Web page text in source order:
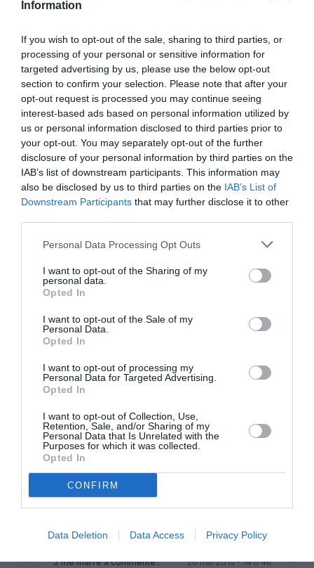
Information
If you wish to opt-out of the sale, sharing to third parties, or
processing of your personal or sensitive information for
targeted advertising by us, please use the below opt-out
section to confirm your selection. Please note that after your
opt-out request is processed you may continue seeing
interest-based ads based on personal information utilized by
us or personal information disclosed to third parties prior to
your opt-out. You may separately opt-out of the further
disclosure of your personal information by third parties on the
IAB’s list of downstream participants. This information may
also be disclosed by us to third parties on the IAB’s List of
Downstream Participants that may further disclose it to other
Personal Data Processing Opt Outs
I want to opt-out of the Sharing of my
personal data.
Opted In
I want to opt-out of the Sale of my
Personal Data.
Opted In
I want to opt-out of processing my
Personal Data for Targeted Advertising.
Opted In
I want to opt-out of Collection, Use,
Retention, Sale, and/or Sharing of my
Personal Data that Is Unrelated with the
Purposes for which it was collected.
Opted In
CONFIRM
Data Deletion Data Access Privacy Policy
Entièrement d’accord, une belle innovation….
Comme d’habitude, airbus va pouvoir copier l’idée
pour ses ACJ… qui ne sont qu’une réponse aux BBJ
RÉPONDRE
John Parisa commenté : 26 mai 2015 - 22 h
17 min
Airbus s’est surtout fait espionné par
Boeing durant de longues années…
Littledudy a commenté :
26 mai 2015 - 23 h
Lisez bien avant de poster des idioties.
pierreantoine a commenté :
26 mai 2015 - 12 h 58 min
Génial.
Dans une autre vie, qd je serai riche, je pourrai en profiter
aussi. En attendant..
RÉPONDRE
J'me marrea commenté :
26 mai 2015 - 14 h 46